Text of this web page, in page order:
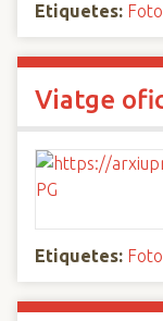
Etiquetes:
Viatge
Etiquetes: